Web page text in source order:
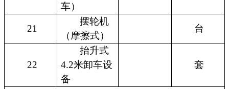
车）
21
摆轮机
（摩擦式）
台
22
抬升式
4.2米卸车设
备
套